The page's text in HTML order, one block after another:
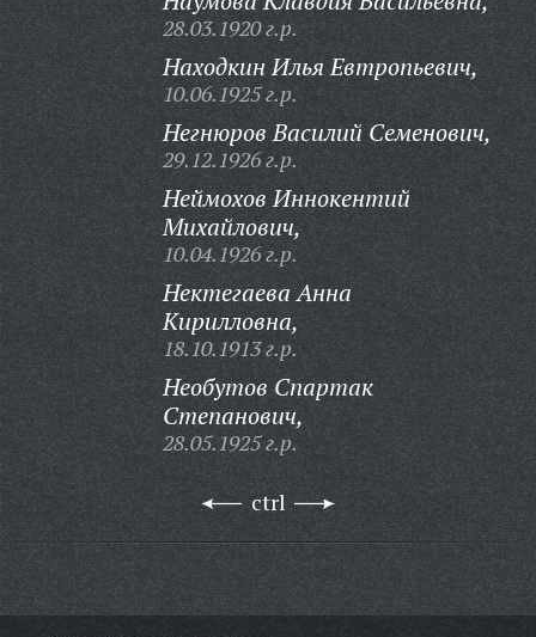
28.03.1920 г.р.
Находкин Илья Евтропьевич,
10.06.1925 г.р.
Негнюров Василий Семенович,
29.12.1926 г.р.
Неймохов Иннокентий
Михайлович,
10.04.1926 г.р.
Нектегаева Анна
Кирилловна,
18.10.1913 г.р.
Необутов Спартак
Степанович,
28.05.1925 г.р.
ctrl